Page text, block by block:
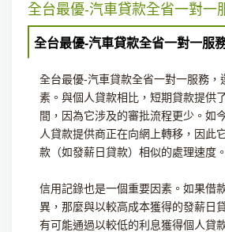
全台最優-汽車貸款全省一對一
全台最優-汽車貸款全省一對一服
全台最優-汽車貸款全省一對一服務，
素。與個人貸款相比，短期貸款提供
間，因為它涉及的審批流程更少。如
人貸款提供商正在向網上轉移，因此
款（如發薪日貸款）相似的處理速度。
信用記錄也是一個重要因素。如果借
異，那麼與以較高成本獲得的發薪日
有可能通過以較低的利息獲得個人貸